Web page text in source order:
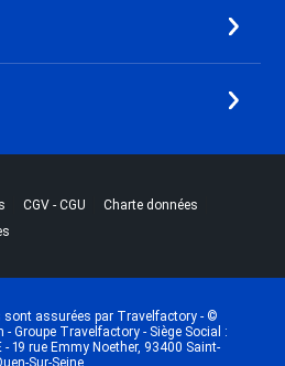
|CGV - CGU |Charte données
sont assurées par Travelfactory - ©
Groupe Travelfactory - Siège Social :
- 19 rue Emmy Noether, 93400 Saint-
Sur-Seine